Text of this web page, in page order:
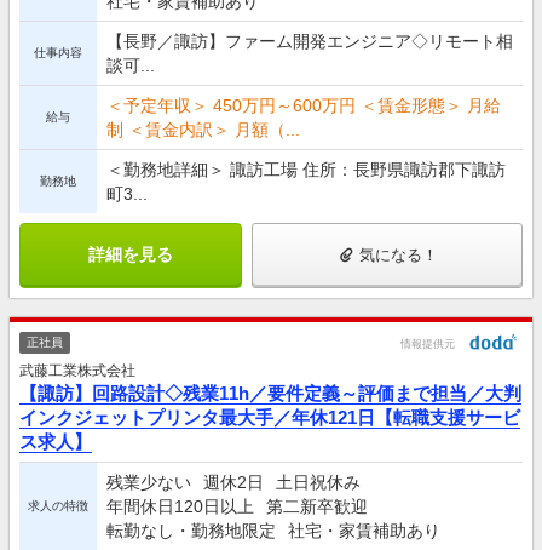
仕事内容
【長野／諏訪】ファーム開発エンジニア◇リモート相
談可...
給与
＜予定年収＞ 450万円～600万円 ＜賃金形態＞ 月給
制 ＜賃金内訳＞ 月額（...
勤務地
＜勤務地詳細＞ 諏訪工場 住所：長野県諏訪郡下諏訪
町3...
詳細を見る 気になる！
正社員 情報提供元
武藤工業株式会社
【諏訪】回路設計◇残業11h／要件定義～評価まで担当／大判
インクジェットプリンタ最大手／年休121日【転職支援サービ
ス求人】
求人の特徴
残業少ない 週休2日
土日祝休み
年間休日120日以上
第二新卒歓迎
転勤なし・勤務地限定
社宅・家賃補助あり